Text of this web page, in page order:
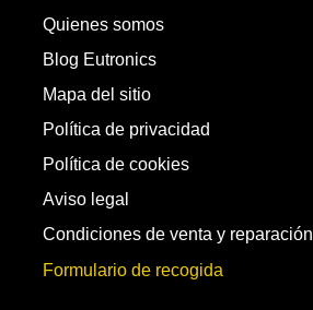
Quienes somos
Blog Eutronics
Mapa del sitio
Política de privacidad
Política de cookies
Aviso legal
Condiciones de venta y reparación
Formulario de recogida